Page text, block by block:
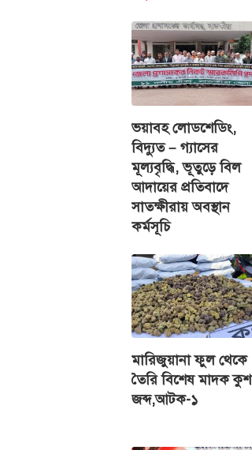
ভয়াবহ লোডশেডিং,
বিদ্যুত – গ্যাসের
মূল্যবৃদ্ধি, ভূতুড়ে বিল
আদায়ের প্রতিবাদে
সাতক্ষীরায় অবস্থান
কর্মসূচি
মারিজুয়ানা ফুল থেকে
তৈরি বিশেষ মাদক কুশ
জব্দ,আটক-১